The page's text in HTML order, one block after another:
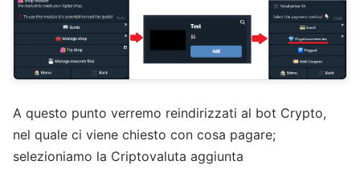
A questo punto verremo reindirizzati al bot Crypto,
nel quale ci viene chiesto con cosa pagare;
selezioniamo la Criptovaluta aggiunta